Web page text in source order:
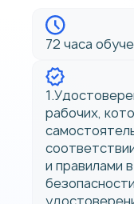
72 часа
рабочих,
и правилами